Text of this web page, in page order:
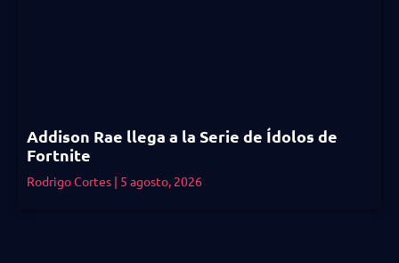
Addison Rae llega a la Serie de Ídolos de
Fortnite
Rodrigo Cortes 5 agosto, 2026